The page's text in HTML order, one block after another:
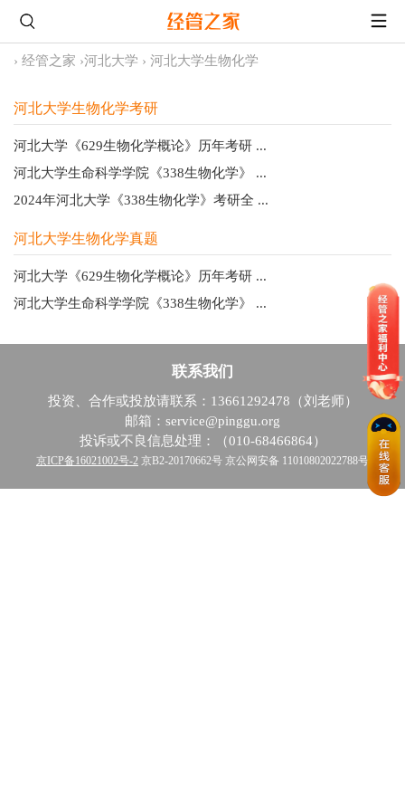
› 经管之家 ›河北大学 › 河北大学生物化学
河北大学生物化学考研
河北大学《629生物化学概论》历年考研 ...
河北大学生命科学学院《338生物化学》 ...
2024年河北大学《338生物化学》考研全 ...
河北大学生物化学真题
河北大学《629生物化学概论》历年考研 ...
河北大学生命科学学院《338生物化学》 ...
联系我们
投资、合作或投放请联系：13661292478（刘老师）
邮箱：service@pinggu.org
投诉或不良信息处理：（010-68466864）
京ICP备16021002号-2 京B2-20170662号 京公网安备 11010802022788号